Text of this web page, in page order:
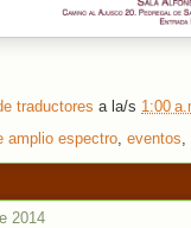
traductores a la/s 1:00
amplio espectro, eventos,
2014